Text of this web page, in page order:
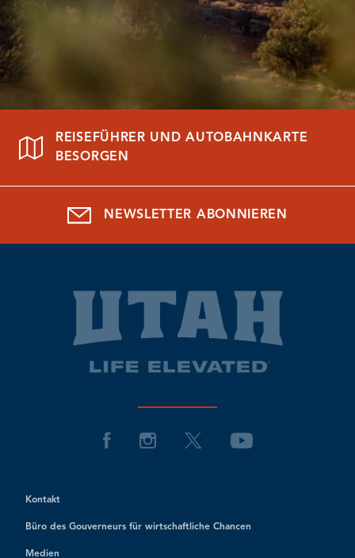
REISEFÜHRER UND AUTOBAHNKARTE
BESORGEN
NEWSLETTER ABONNIEREN
Kontakt
Büro des Gouverneurs für wirtschaftliche Chancen
Medien